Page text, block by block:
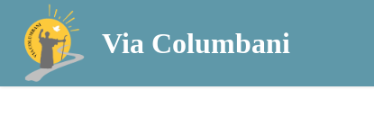
Via Columbani